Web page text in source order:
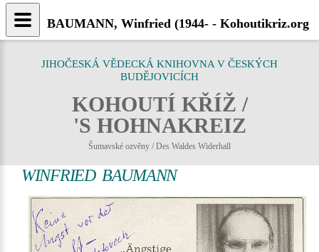
JIHOČESKÁ VĚDECKÁ KNIHOVNA V ČESKÝCH
BUDĚJOVICÍCH
KOHOUTÍ KŘÍŽ /
'S HOHNAKREIZ
Šumavské ozvěny / Des Waldes Widerhall
WINFRIED BAUMANN
BAUMANN, Winfried (1944- - Kohoutikriz.org